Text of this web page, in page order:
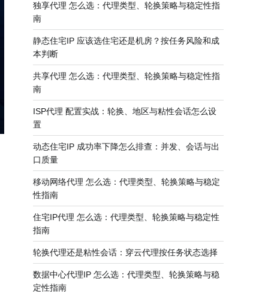
独享代理 怎么选：代理类型、轮换策略与稳定性指
南
静态住宅IP 应该选住宅还是机房？按任务风险和成
本判断
共享代理 怎么选：代理类型、轮换策略与稳定性指
南
ISP代理 配置实战：轮换、地区与粘性会话怎么设
置
动态住宅IP 成功率下降怎么排查：并发、会话与出
口质量
移动网络代理 怎么选：代理类型、轮换策略与稳定
性指南
住宅IP代理 怎么选：代理类型、轮换策略与稳定性
指南
轮换代理还是粘性会话：穿云代理按任务状态选择
数据中心代理IP 怎么选：代理类型、轮换策略与稳
定性指南